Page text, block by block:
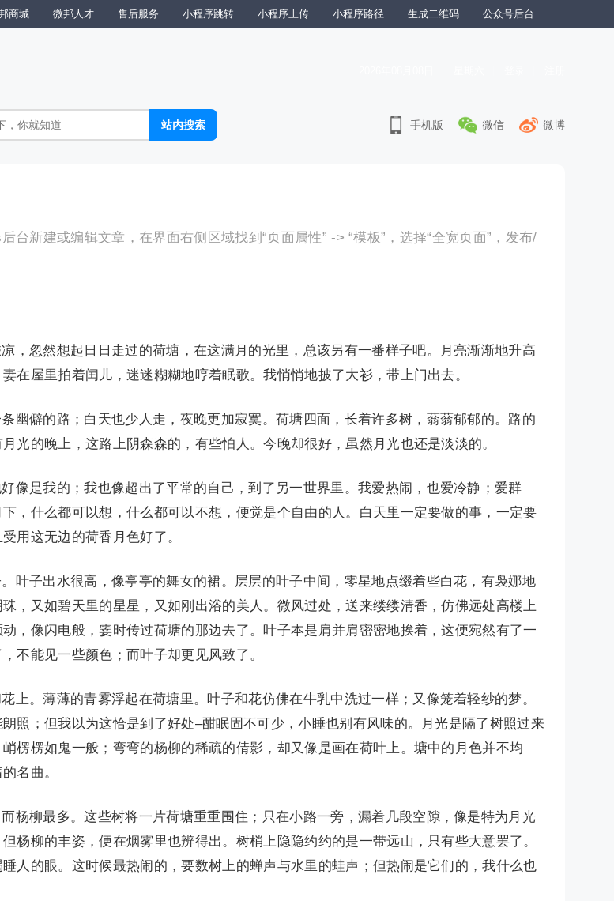
商城 微邦人才 售后服务 小程序跳转 小程序上传 小程序路径 生成二维码 公众号后台
手机版 微信 微博
台新建或编辑文章，在界面右侧区域找到“页面属性” -> “模板”，选择“全宽页面”，发布/
，忽然想起日日走过的荷塘，在这满月的光里，总该另有一番样子吧。月亮渐渐地升高
在屋里拍着闰儿，迷迷糊糊地哼着眠歌。我悄悄地披了大衫，带上门出去。
幽僻的路；白天也少人走，夜晚更加寂寞。荷塘四面，长着许多树，蓊蓊郁郁的。路的
光的晚上，这路上阴森森的，有些怕人。今晚却很好，虽然月光也还是淡淡的。
像是我的；我也像超出了平常的自己，到了另一世界里。我爱热闹，也爱冷静；爱群
，什么都可以想，什么都可以不想，便觉是个自由的人。白天里一定要做的事，一定要
用这无边的荷香月色好了。
叶子出水很高，像亭亭的舞女的裙。层层的叶子中间，零星地点缀着些白花，有袅娜地
，又如碧天里的星星，又如刚出浴的美人。微风过处，送来缕缕清香，仿佛远处高楼上
，像闪电般，霎时传过荷塘的那边去了。叶子本是肩并肩密密地挨着，这便宛然有了一
不能见一些颜色；而叶子却更见风致了。
上。薄薄的青雾浮起在荷塘里。叶子和花仿佛在牛乳中洗过一样；又像笼着轻纱的梦。
照；但我以为这恰是到了好处–酣眠固不可少，小睡也别有风味的。月光是隔了树照过来
楞楞如鬼一般；弯弯的杨柳的稀疏的倩影，却又像是画在荷叶上。塘中的月色并不均
名曲。
杨柳最多。这些树将一片荷塘重重围住；只在小路一旁，漏着几段空隙，像是特为月光
杨柳的丰姿，便在烟雾里也辨得出。树梢上隐隐约约的是一带远山，只有些大意罢了。
人的眼。这时候最热闹的，要数树上的蝉声与水里的蛙声；但热闹是它们的，我什么也